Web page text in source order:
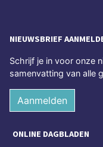
NIEUWSBRIEF
Schrijf je in voor onze
samenvatting van alle
Aanmelden
ONLINE DAGBLADEN